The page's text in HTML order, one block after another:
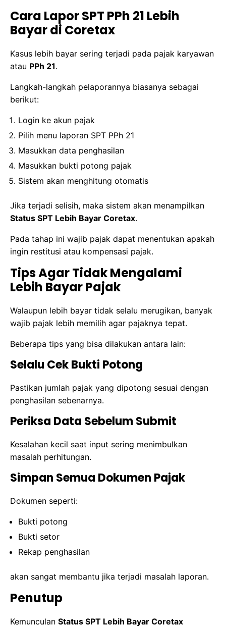
Cara Lapor SPT PPh 21 Lebih
Bayar di Coretax
Kasus lebih bayar sering terjadi pada pajak karyawan
atau PPh 21.
Langkah-langkah pelaporannya biasanya sebagai
berikut:
Login ke akun pajak
Pilih menu laporan SPT PPh 21
Masukkan data penghasilan
Masukkan bukti potong pajak
Sistem akan menghitung otomatis
Jika terjadi selisih, maka sistem akan menampilkan
Status SPT Lebih Bayar Coretax.
Pada tahap ini wajib pajak dapat menentukan apakah
ingin restitusi atau kompensasi pajak.
Tips Agar Tidak Mengalami
Lebih Bayar Pajak
Walaupun lebih bayar tidak selalu merugikan, banyak
wajib pajak lebih memilih agar pajaknya tepat.
Beberapa tips yang bisa dilakukan antara lain:
Selalu Cek Bukti Potong
Pastikan jumlah pajak yang dipotong sesuai dengan
penghasilan sebenarnya.
Periksa Data Sebelum Submit
Kesalahan kecil saat input sering menimbulkan
masalah perhitungan.
Simpan Semua Dokumen Pajak
Dokumen seperti:
Bukti potong
Bukti setor
Rekap penghasilan
akan sangat membantu jika terjadi masalah laporan.
Penutup
Kemunculan Status SPT Lebih Bayar Coretax